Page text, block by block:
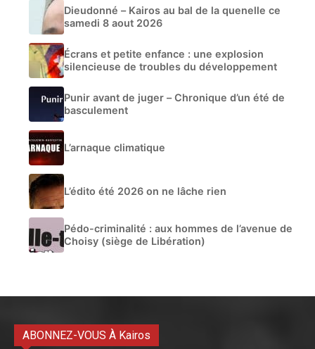
Dieudonné – Kairos au bal de la quenelle ce
samedi 8 aout 2026
Écrans et petite enfance : une explosion
silencieuse de troubles du développement
Punir avant de juger – Chronique d’un été de
basculement
L’arnaque climatique
L’édito été 2026 on ne lâche rien
Pédo-criminalité : aux hommes de l’avenue de
Choisy (siège de Libération)
ABONNEZ-VOUS À Kairos